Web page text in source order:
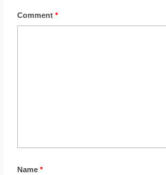
Comment *
Name *